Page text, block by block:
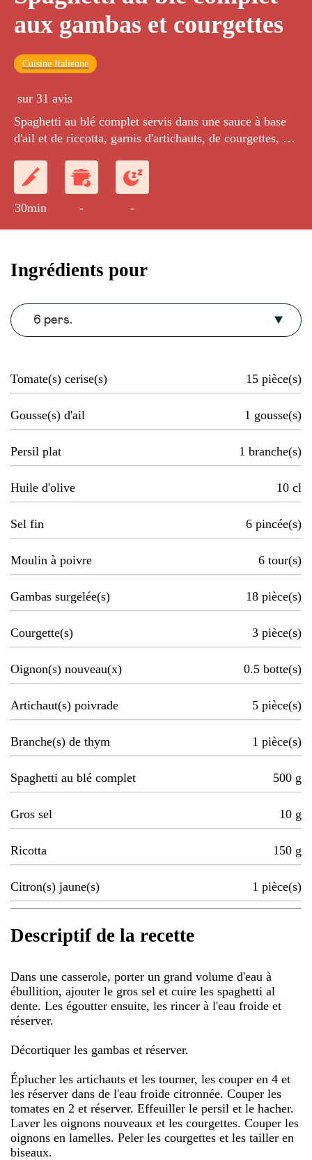
aux gambas et courgettes
Cuisine Italienne
sur 31 avis
Spaghetti au blé complet servis dans une sauce à base
d'ail et de riccotta, garnis d'artichauts, de courgettes, de
30min - -
Ingrédients pour
6 pers.
Tomate(s) cerise(s) 15 pièce(s)
Gousse(s) d'ail 1 gousse(s)
Persil plat 1 branche(s)
Huile d'olive 10 cl
Sel fin 6 pincée(s)
Moulin à poivre 6 tour(s)
Gambas surgelée(s) 18 pièce(s)
Courgette(s) 3 pièce(s)
Oignon(s) nouveau(x) 0.5 botte(s)
Artichaut(s) poivrade 5 pièce(s)
Branche(s) de thym 1 pièce(s)
Spaghetti au blé complet 500 g
Gros sel 10 g
Ricotta 150 g
Citron(s) jaune(s) 1 pièce(s)
Descriptif de la recette
Dans une casserole, porter un grand volume d'eau à
ébullition, ajouter le gros sel et cuire les spaghetti al
dente. Les égoutter ensuite, les rincer à l'eau froide et
réserver.
Décortiquer les gambas et réserver.
Éplucher les artichauts et les tourner, les couper en 4 et
les réserver dans de l'eau froide citronnée. Couper les
tomates en 2 et réserver. Effeuiller le persil et le hacher.
Laver les oignons nouveaux et les courgettes. Couper les
oignons en lamelles. Peler les courgettes et les tailler en
biseaux.